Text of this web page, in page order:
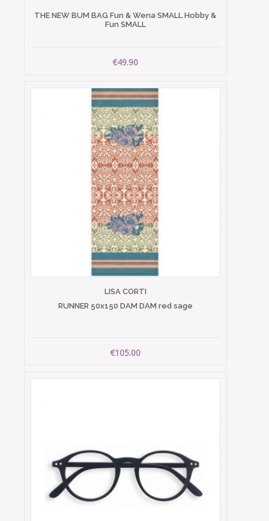
THE NEW BUM BAG Fun & Wena SMALL Hobby &
Fun SMALL
€49.90
LISA CORTI
RUNNER 50x150 DAM DAM red sage
€105.00